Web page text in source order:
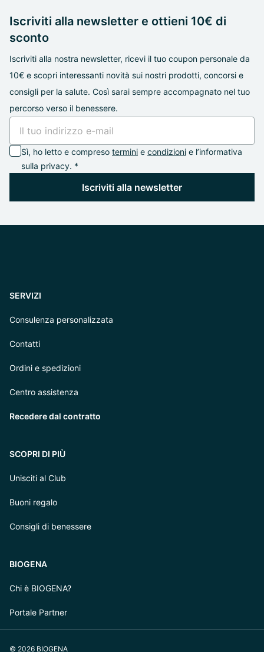
Iscriviti alla newsletter e ottieni 10€ di
sconto
Iscriviti alla nostra newsletter, ricevi il tuo coupon personale da
10€ e scopri interessanti novità sui nostri prodotti, concorsi e
consigli per la salute. Così sarai sempre accompagnato nel tuo
percorso verso il benessere.
Sì, ho letto e compreso termini e condizioni e l’informativa
sulla privacy. *
Iscriviti alla newsletter
SERVIZI
Consulenza personalizzata
Contatti
Ordini e spedizioni
Centro assistenza
Recedere dal contratto
SCOPRI DI PIÙ
Unisciti al Club
Buoni regalo
Consigli di benessere
BIOGENA
Chi è BIOGENA?
Portale Partner
© 2026 BIOGENA